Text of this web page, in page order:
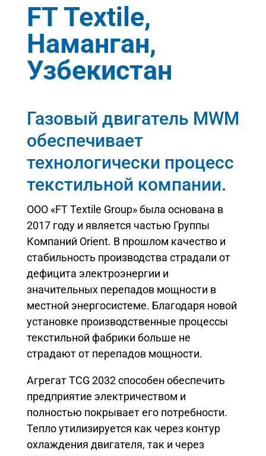
FT Textile,
Наманган,
Узбекистан
Газовый двигатель MWM
обеспечивает
технологически процесс
текстильной компании.
ООО «FT Textile Group» была основана в
2017 году и является частью Группы
Компаний Orient. В прошлом качество и
стабильность производства страдали от
дефицита электроэнергии и
значительных перепадов мощности в
местной энергосистеме. Благодаря новой
установке производственные процессы
текстильной фабрики больше не
страдают от перепадов мощности.
Агрегат TCG 2032 способен обеспечить
предприятие электричеством и
полностью покрывает его потребности.
Тепло утилизируется как через контур
охлаждения двигателя, так и через